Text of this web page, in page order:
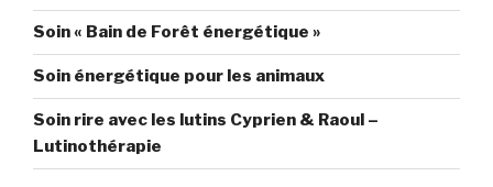
Soin « Bain de Forêt énergétique »
Soin énergétique pour les animaux
Soin rire avec les lutins Cyprien & Raoul –
Lutinothérapie